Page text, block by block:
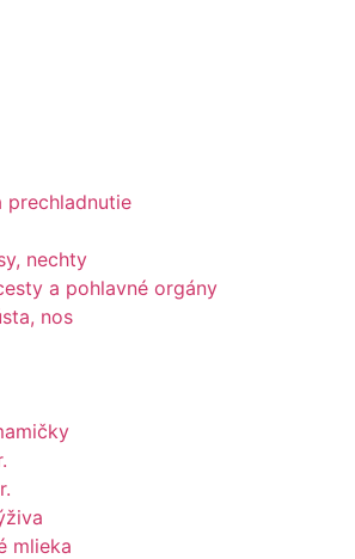
prechladnutie
nechty
a pohlavné orgány
nos
mlieka